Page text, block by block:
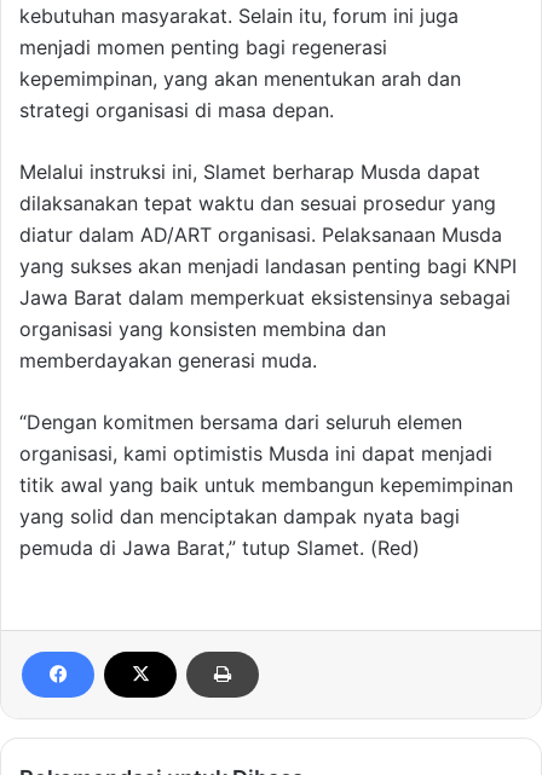
kebutuhan masyarakat. Selain itu, forum ini juga
menjadi momen penting bagi regenerasi
kepemimpinan, yang akan menentukan arah dan
strategi organisasi di masa depan.
Melalui instruksi ini, Slamet berharap Musda dapat
dilaksanakan tepat waktu dan sesuai prosedur yang
diatur dalam AD/ART organisasi. Pelaksanaan Musda
yang sukses akan menjadi landasan penting bagi KNPI
Jawa Barat dalam memperkuat eksistensinya sebagai
organisasi yang konsisten membina dan
memberdayakan generasi muda.
“Dengan komitmen bersama dari seluruh elemen
organisasi, kami optimistis Musda ini dapat menjadi
titik awal yang baik untuk membangun kepemimpinan
yang solid dan menciptakan dampak nyata bagi
pemuda di Jawa Barat,” tutup Slamet. (Red)